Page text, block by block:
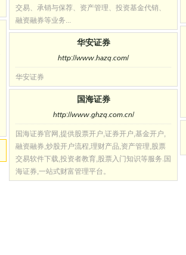
交易、承销与保荐、资产管理、投资基金代销、
融资融券等业务...
华安证券
http://www.hazq.com/
华安证券
国海证券
http://www.ghzq.com.cn/
国海证券官网,提供股票开户,证券开户,基金开户,
融资融券,炒股开户流程,理财产品,资产管理,股票
交易软件下载,投资者教育,股票入门知识等服务.国
海证券,一站式财富管理平台。